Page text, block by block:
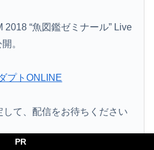
2018 “魚図鑑ゼミナール” Live
。
プトONLINE
て、配信をお待ちください
PR